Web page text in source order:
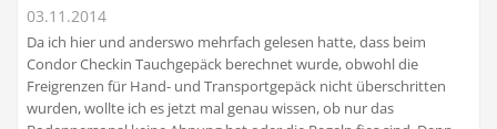
03.11.2014
Da ich hier und anderswo mehrfach gelesen hatte, dass beim
Condor Checkin Tauchgepäck berechnet wurde, obwohl die
Freigrenzen für Hand- und Transportgepäck nicht überschritten
wurden, wollte ich es jetzt mal genau wissen, ob nur das